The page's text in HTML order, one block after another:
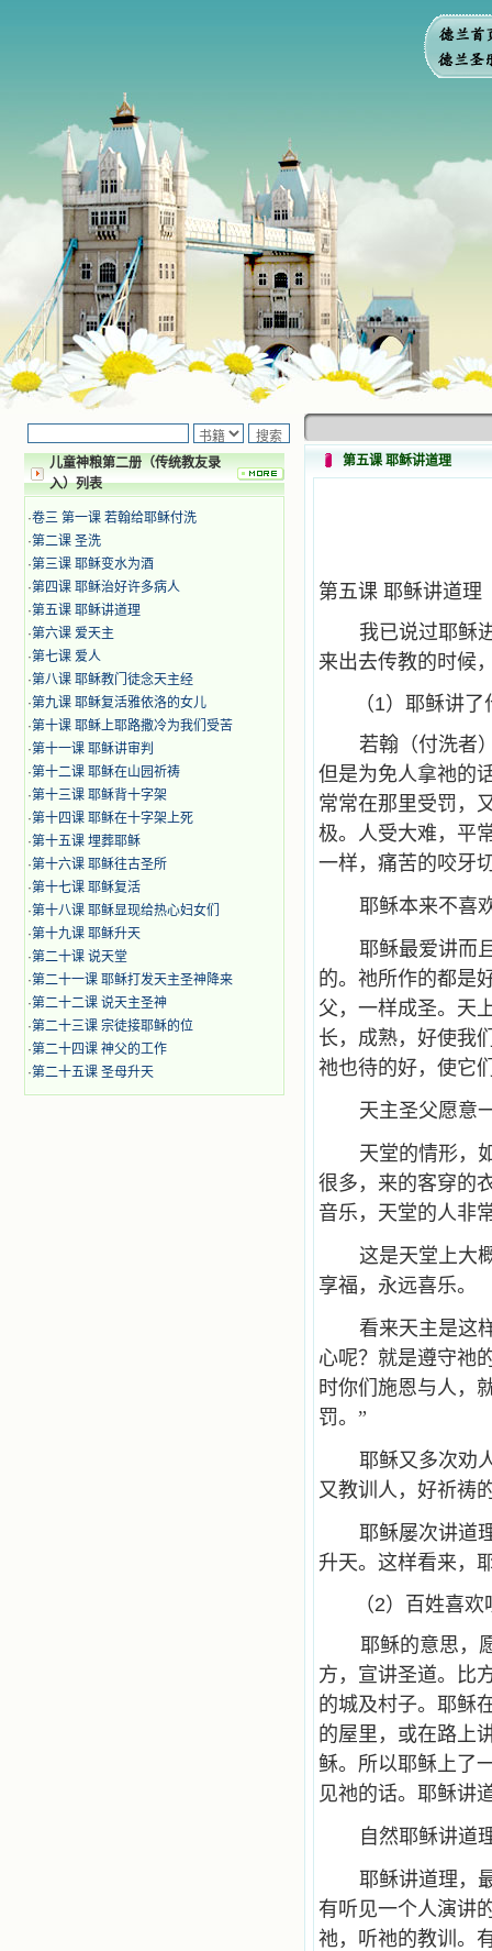
儿童神粮第二册（传统教友录
入）列表
·卷三 第一课 若翰给耶稣付洗
·第二课 圣洗
·第三课 耶稣变水为酒
·第四课 耶稣治好许多病人
·第五课 耶稣讲道理
·第六课 爱天主
·第七课 爱人
·第八课 耶稣教门徒念天主经
·第九课 耶稣复活雅依洛的女儿
·第十课 耶稣上耶路撒冷为我们受苦
·第十一课 耶稣讲审判
·第十二课 耶稣在山园祈祷
·第十三课 耶稣背十字架
·第十四课 耶稣在十字架上死
·第十五课 埋葬耶稣
·第十六课 耶稣往古圣所
·第十七课 耶稣复活
·第十八课 耶稣显现给热心妇女们
·第十九课 耶稣升天
·第二十课 说天堂
·第二十一课 耶稣打发天主圣神降来
·第二十二课 说天主圣神
·第二十三课 宗徒接耶稣的位
·第二十四课 神父的工作
·第二十五课 圣母升天
第五课 耶稣讲道理
第五课 耶稣讲道理
我已说过耶稣
来出去传教的时候
（1）耶稣讲
若翰（付洗者
但是为免人拿祂的
常常在那里受罚，
极。人受大难，平
一样，痛苦的咬牙
耶稣本来不喜
耶稣最爱讲而
的。祂所作的都是
父，一样成圣。天
长，成熟，好使我
祂也待的好，使它
天主圣父愿意
天堂的情形，
很多，来的客穿的
音乐，天堂的人非
这是天堂上大
享福，永远喜乐。
看来天主是这
心呢？就是遵守祂
时你们施恩与人，
罚。”
耶稣又多次劝
又教训人，好祈祷
耶稣屡次讲道
升天。这样看来，
（2）百姓喜
耶稣的意思，
方，宣讲圣道。比
的城及村子。耶稣
的屋里，或在路上
稣。所以耶稣上了
见祂的话。耶稣讲
自然耶稣讲道
耶稣讲道理，
有听见一个人演讲
祂，听祂的教训。